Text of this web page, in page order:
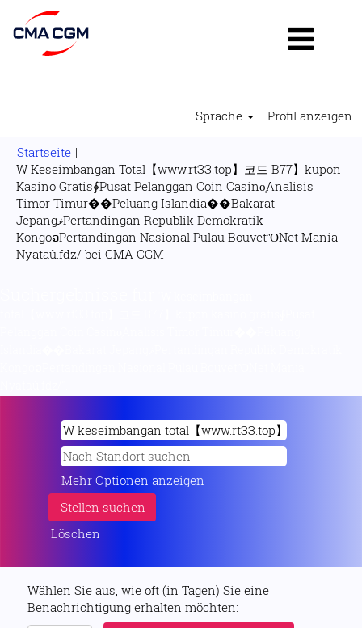
Sprache Profil anzeigen
Startseite |
W Keseimbangan Total【www.rtЗЗ.top】코드 B77】kupon
Kasino Gratis∲Pusat Pelanggan Coin Casino̜Analisis
Timor Timur��Peluang Islandia��Bakarat
JepangޥPertandingan Republik Demokratik
KongoວPertandingan Nasional Pulau BouvetὋNet Mania
Nyataů.fdz/ bei CMA CGM
Mehr Optionen anzeigen
Löschen
Wählen Sie aus, wie oft (in Tagen) Sie eine
Benachrichtigung erhalten möchten: